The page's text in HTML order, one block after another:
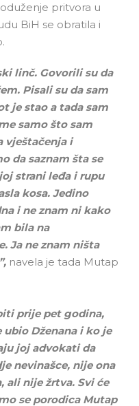
pritvora u
BiH se obratila i
linč. Govorili su da
Pisali su da sam
je stao a tada sam
samo što sam
vještačenja i
da saznam šta se
strani leđa i rupu
kosa. Jedino
i ne znam ni kako
bila na
Ja ne znam ništa
navela je tada Mutap
prije pet godina,
Dženana i ko je
joj advokati da
nevinašce, nije ona
ali nije žrtva. Svi će
se porodica Mutap